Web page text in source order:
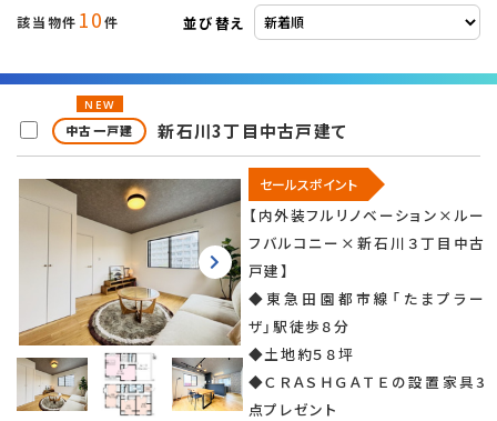
該当物件 10件 並び替え
NEW
中古一戸建 新石川3丁目中古戸建て
セールスポイント
【内外装フルリノベーション×ルー
フバルコニー×新石川３丁目中古
戸建】
◆東急田園都市線「たまプラー
ザ」駅徒歩８分
◆土地約５８坪
◆ＣＲＡＳＨＧＡＴＥの設置家具3
点プレゼント